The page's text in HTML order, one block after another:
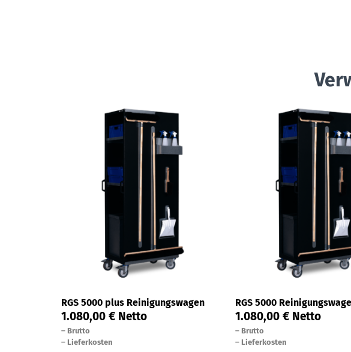
RGS 5000 plus Reinigungswagen
1.080,00 € Netto
– Brutto
– Lieferkosten
RGS 5000
1.080,00 € Netto
– Brutto
– Lieferkosten